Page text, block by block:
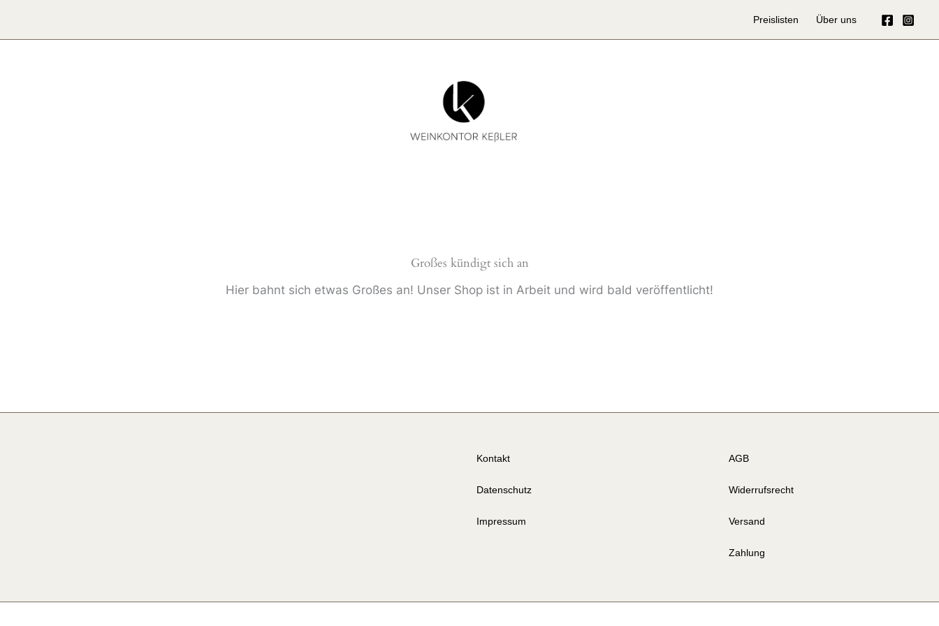
Preislisten Über uns
Großes kündigt sich an
Hier bahnt sich etwas Großes an! Unser Shop ist in Arbeit und wird bald veröffentlicht!
Kontakt
Datenschutz
Impressum
AGB
Widerrufsrecht
Versand
Zahlung